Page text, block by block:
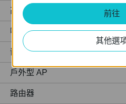
高功率路由器 / 分享器
吸頂式 AP
嵌牆式 AP
戶外型 AP
路由器
前往
其他選